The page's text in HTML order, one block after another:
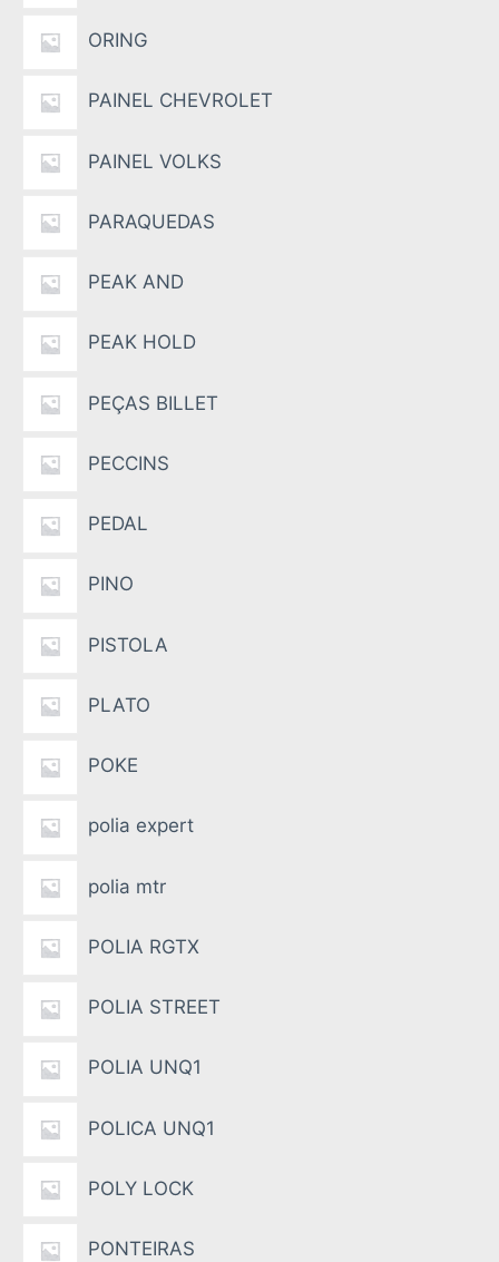
ORING
PAINEL CHEVROLET
PAINEL VOLKS
PARAQUEDAS
PEAK AND
PEAK HOLD
PEÇAS BILLET
PECCINS
PEDAL
PINO
PISTOLA
PLATO
POKE
polia expert
polia mtr
POLIA RGTX
POLIA STREET
POLIA UNQ1
POLICA UNQ1
POLY LOCK
PONTEIRAS